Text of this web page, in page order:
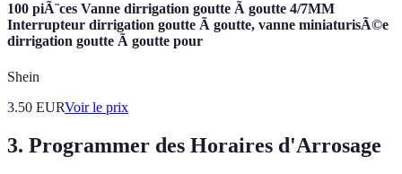
100 piÃ¨ces Vanne dirrigation goutte Ã goutte 4/7MM
Interrupteur dirrigation goutte Ã goutte, vanne miniaturisÃ©e
dirrigation goutte Ã goutte pour
Shein
3.50 EURVoir le prix
3. Programmer des Horaires d'Arrosage